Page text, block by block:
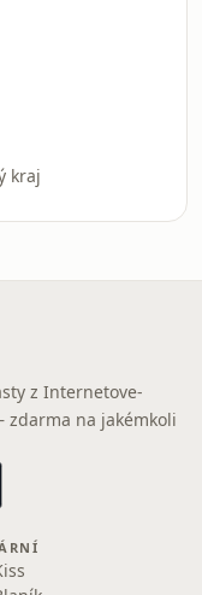
kraj
z Internetove-
zdarma na jakémkoli